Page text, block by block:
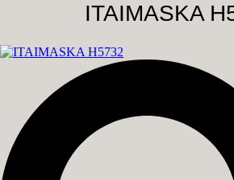
ITAIMASKA